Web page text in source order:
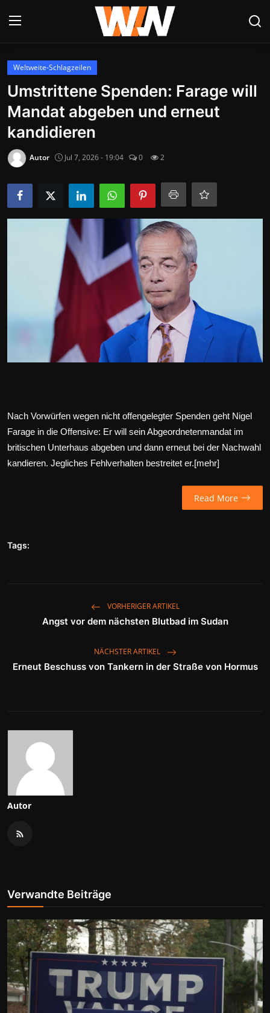
Anmelden
Datenschutzerklärung
Contact
Aktuelles
Kultur & Unterhaltung
Lifestyle & Gesellschaft
Sport & Freizeit
Tech & IT-Security
Wissenschaft & Gesundheit
Deutsch
Weltweite-Schlagzeilen
Umstrittene Spenden: Farage will
Mandat abgeben und erneut
kandidieren
Autor Jul 7, 2026 - 19:04 0 2
Nach Vorwürfen wegen nicht offengelegter Spenden geht Nigel
Farage in die Offensive: Er will sein Abgeordnetenmandat im
britischen Unterhaus abgeben und dann erneut bei der Nachwahl
kandieren. Jegliches Fehlverhalten bestreitet er.[mehr]
Read More
Tags:
VORHERIGER ARTIKEL
Angst vor dem nächsten Blutbad im Sudan
NÄCHSTER ARTIKEL
Erneut Beschuss von Tankern in der Straße von Hormus
Autor
Verwandte Beiträge